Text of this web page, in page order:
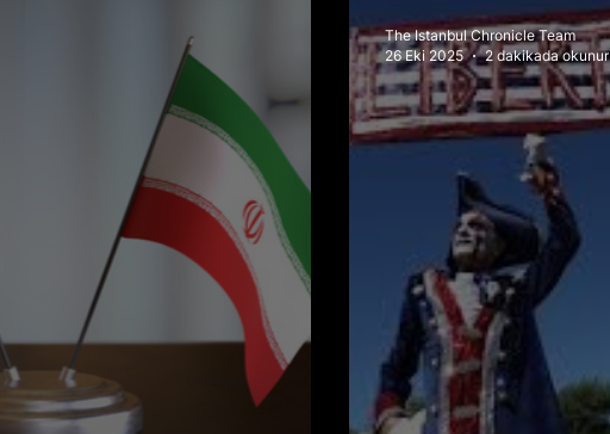
The Istanbul Chronicle Team
26 Eki 2025
2 dakikada okunur